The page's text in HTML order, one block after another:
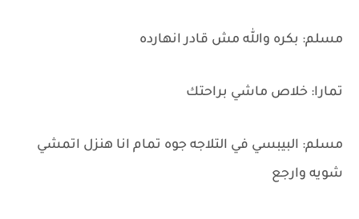
مسلم: بكره والله مش قادر انهارده
تمارا: خلاص ماشي براحتك
مسلم: البيبسي في التلاجه جوه تمام انا هنزل اتمشي
شويه وارجع